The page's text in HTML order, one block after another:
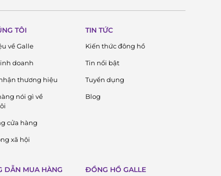
TÔI
về Galle
doanh
thương hiệu
nói gì về
cửa hàng
xã hội
TIN TỨC
Kiến thức đông hồ
Tin nổi bật
Tuyển dụng
Blog
DẪN MUA HÀNG ĐỒNG HỒ GALLE